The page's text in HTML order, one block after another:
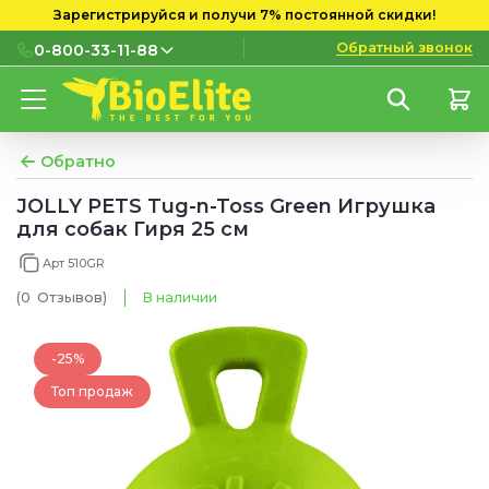
Зарегистрируйся и получи 7% постоянной скидки!
0-800-33-11-88
0-800-33-11-88
мобильных номеров
(097) 133 11 88
(095) 133 11 88
Обратный звонок
Обратно
JOLLY PETS Tug-n-Toss Green Игрушка
для собак Гиря 25 см
Арт 510GR
(0 Отзывов) В наличии
-25%
Топ продаж